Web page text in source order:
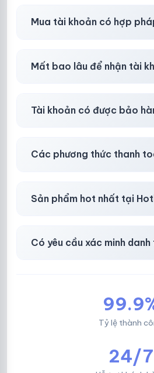
phòng.
Mua tài khoản có hợp
ràng trước khi bạn mua.
Mất bao lâu để nhận tài
toán thành công.
Tài khoản có được bảo
sách công khai.
Các phương thức thanh
các ví điện tử phổ biến.
Sản phẩm hot nhất tại
Có yêu cầu xác minh
Tỷ lệ thành
24/7